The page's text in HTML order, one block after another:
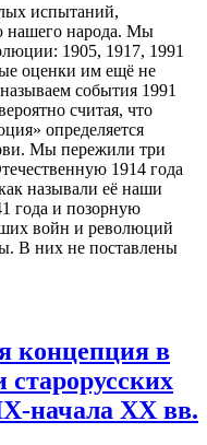
испытаний,
нашего народа. Мы
1905, 1917, 1991
оценки им ещё не
события 1991
считая, что
определяется
Мы пережили три
1914 года
называли её наши
года и позорную
войн и революций
В них не поставлены
концепция в
старорусских
начала XX вв.